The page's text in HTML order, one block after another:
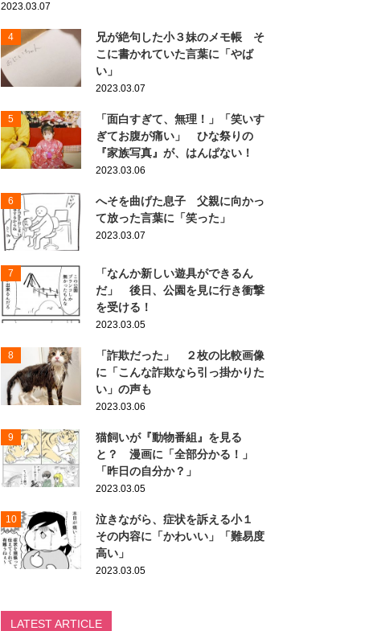
2023.03.07
4
兄が絶句した小３妹のメモ帳 そ
こに書かれていた言葉に「やば
い」
2023.03.07
5
「面白すぎて、無理！」「笑いす
ぎてお腹が痛い」 ひな祭りの
『家族写真』が、はんぱない！
2023.03.06
6
へそを曲げた息子 父親に向かっ
て放った言葉に「笑った」
2023.03.07
7
「なんか新しい遊具ができるん
だ」 後日、公園を見に行き衝撃
を受ける！
2023.03.05
8
「詐欺だった」 ２枚の比較画像
に「こんな詐欺なら引っ掛かりた
い」の声も
2023.03.06
9
猫飼いが『動物番組』を見る
と？ 漫画に「全部分かる！」
「昨日の自分か？」
2023.03.05
10
泣きながら、症状を訴える小１
その内容に「かわいい」「難易度
高い」
2023.03.05
LATEST ARTICLE